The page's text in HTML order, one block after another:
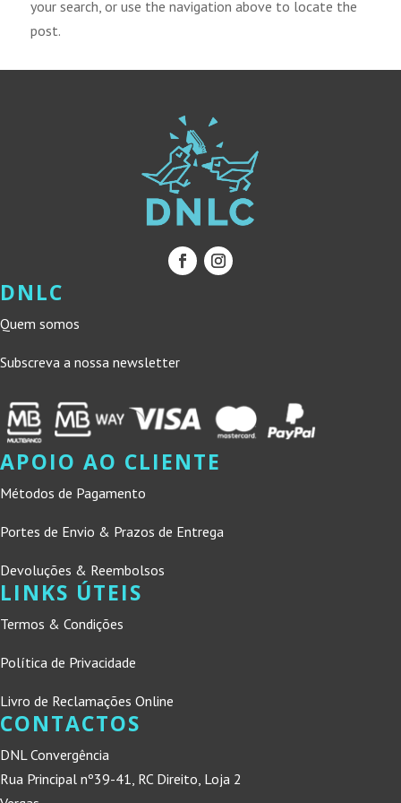
your search, or use the navigation above to locate the
post.
DNLC
Quem somos
Subscreva a nossa newsletter
APOIO AO CLIENTE
Métodos de Pagamento
Portes de Envio & Prazos de Entrega
Devoluções & Reembolsos
LINKS ÚTEIS
Termos & Condições
Política de Privacidade
Livro de Reclamações Online
CONTACTOS
DNL Convergência
Rua Principal nº39-41, RC Direito, Loja 2